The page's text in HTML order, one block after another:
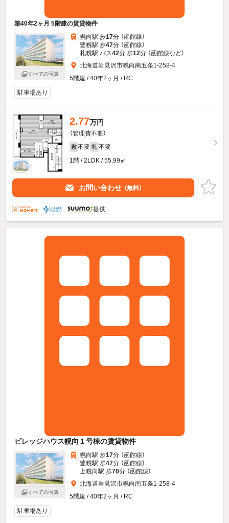
築40年2ヶ月 5階建の賃貸物件
すべての写真
幌向駅 歩17分 （函館線）
豊幌駅 歩47分 （函館線）
札幌駅 バス42分 歩12分 （函館線など）
北海道岩見沢市幌向南五条1-258-4
5階建 / 40年2ヶ月 / RC
駐車場あり
2.77万円
（管理費不要）
敷 不要 礼 不要
1階 / 2LDK / 55.99㎡
お問い合わせ （無料）
提供
ビレッジハウス幌向１号棟の賃貸物件
すべての写真
幌向駅 歩17分 （函館線）
豊幌駅 歩47分 （函館線）
上幌向駅 歩70分 （函館線）
北海道岩見沢市幌向南五条1-258-4
5階建 / 40年2ヶ月 / RC
駐車場あり